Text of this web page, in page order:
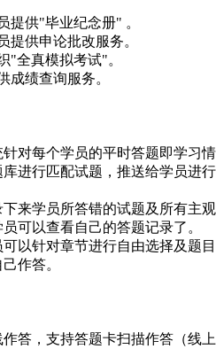
提供"毕业纪念册" 。
提供申论批改服务。
"全真模拟考试"。
成绩查询服务。
对每个学员的平时答题即学习情
进行匹配试题，推送给学员进行
来学员所答错的试题及所有主观
可以查看自己的答题记录了。
以针对章节进行自由选择及题目
作答。
答，支持答题卡扫描作答（线上